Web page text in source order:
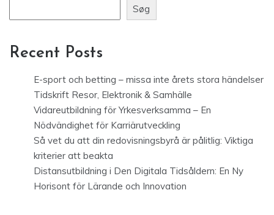
Søg
Recent Posts
E-sport och betting – missa inte årets stora händelser
Tidskrift Resor, Elektronik & Samhälle
Vidareutbildning för Yrkesverksamma – En
Nödvändighet för Karriärutveckling
Så vet du att din redovisningsbyrå är pålitlig: Viktiga
kriterier att beakta
Distansutbildning i Den Digitala Tidsåldern: En Ny
Horisont för Lärande och Innovation